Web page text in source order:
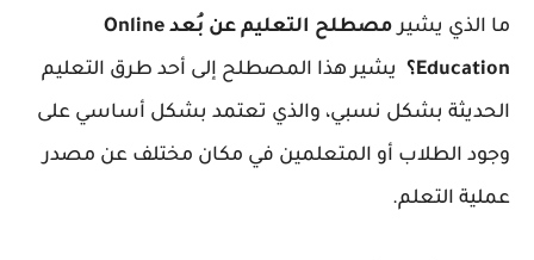
ما الذي يشير
مصطلح التعليم عن بُعد Online
Education؟
يشير هذا المصطلح إلى أحد طرق التعليم
الحديثة بشكل نسبي، والذي تعتمد بشكل أساسي على
وجود الطلاب أو المتعلمين في مكان مختلف عن مصدر
عملية التعلم.